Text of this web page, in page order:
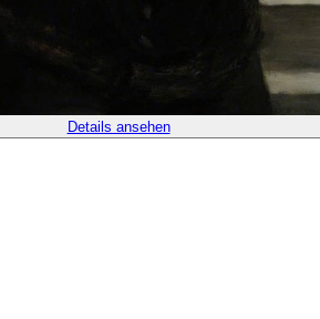
Details ansehen